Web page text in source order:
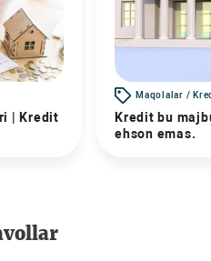
| Kredit
Maqolalar /
Kredit bu
ehson emas.